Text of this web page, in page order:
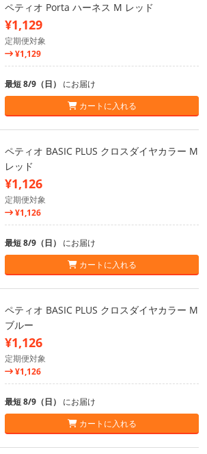
ペティオ Porta ハーネス M レッド
¥1,129
定期便対象
¥1,129
最短 8/9（日） にお届け
カートに入れる
ペティオ BASIC PLUS クロスダイヤカラー M
レッド
¥1,126
定期便対象
¥1,126
最短 8/9（日） にお届け
カートに入れる
ペティオ BASIC PLUS クロスダイヤカラー M
ブルー
¥1,126
定期便対象
¥1,126
最短 8/9（日） にお届け
カートに入れる